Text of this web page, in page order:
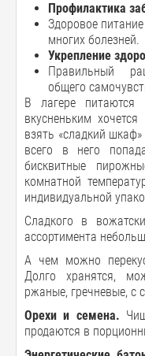
Профилактика
Здоровое
многих болезней.
Укрепление
Правильный
общего
В лагере питаются
вкусненьким
взять «сладкий
всего в него
бисквитные
комнатной
индивидуальной
Сладкого в
ассортимента
А чем можно
Долго хранятся,
ржаные, гречневые, с
Орехи и семена.
продаются в